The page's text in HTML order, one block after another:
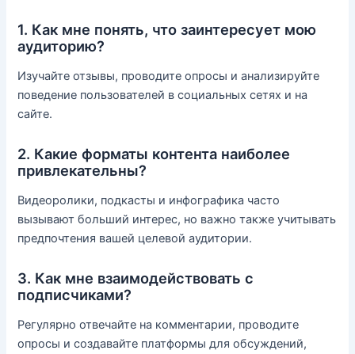
1. Как мне понять, что заинтересует мою
аудиторию?
Изучайте отзывы, проводите опросы и анализируйте
поведение пользователей в социальных сетях и на
сайте.
2. Какие форматы контента наиболее
привлекательны?
Видеоролики, подкасты и инфографика часто
вызывают больший интерес, но важно также учитывать
предпочтения вашей целевой аудитории.
3. Как мне взаимодействовать с
подписчиками?
Регулярно отвечайте на комментарии, проводите
опросы и создавайте платформы для обсуждений,